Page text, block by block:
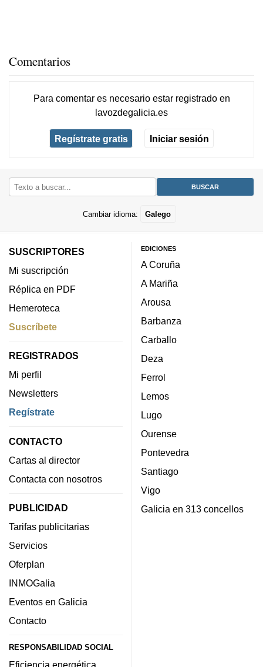
Comentarios
Para comentar es necesario estar registradoen
lavozdegalicia.es
Regístrate gratis Iniciar sesión
Cambiar idioma: Galego
SUSCRIPTORES
Mi suscripción
Réplica en PDF
Hemeroteca
Suscríbete
REGISTRADOS
Mi perfil
Newsletters
Regístrate
CONTACTO
Cartas al director
Contacta con nosotros
PUBLICIDAD
Tarifas publicitarias
Servicios
Oferplan
INMOGalia
Eventos en Galicia
Contacto
RESPONSABILIDAD SOCIAL
Eficiencia energética
EDICIONES
A Coruña
A Mariña
Arousa
Barbanza
Carballo
Deza
Ferrol
Lemos
Lugo
Ourense
Pontevedra
Santiago
Vigo
Galicia en 313 concellos